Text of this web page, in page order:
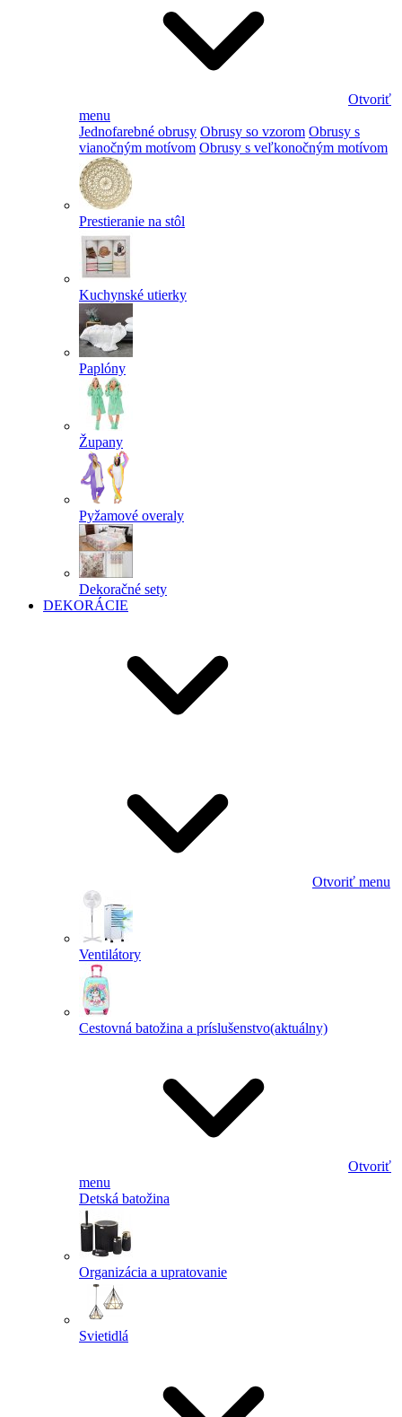
Otvoriť
menu
Jednofarebné obrusy Obrusy so vzorom Obrusy s
vianočným motívom Obrusy s veľkonočným motívom
Prestieranie na stôl
Kuchynské utierky
Paplóny
Župany
Pyžamové overaly
Dekoračné sety
DEKORÁCIE
Otvoriť menu
Ventilátory
Cestovná batožina a príslušenstvo(aktuálny)
Otvoriť
menu
Detská batožina
Organizácia a upratovanie
Svietidlá